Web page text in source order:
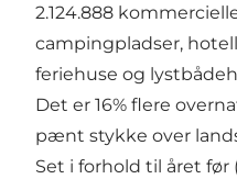
2.124.888
campingpladser,
feriehuse og
Det er 16% flere
pænt stykke over
Set i forhold til året før